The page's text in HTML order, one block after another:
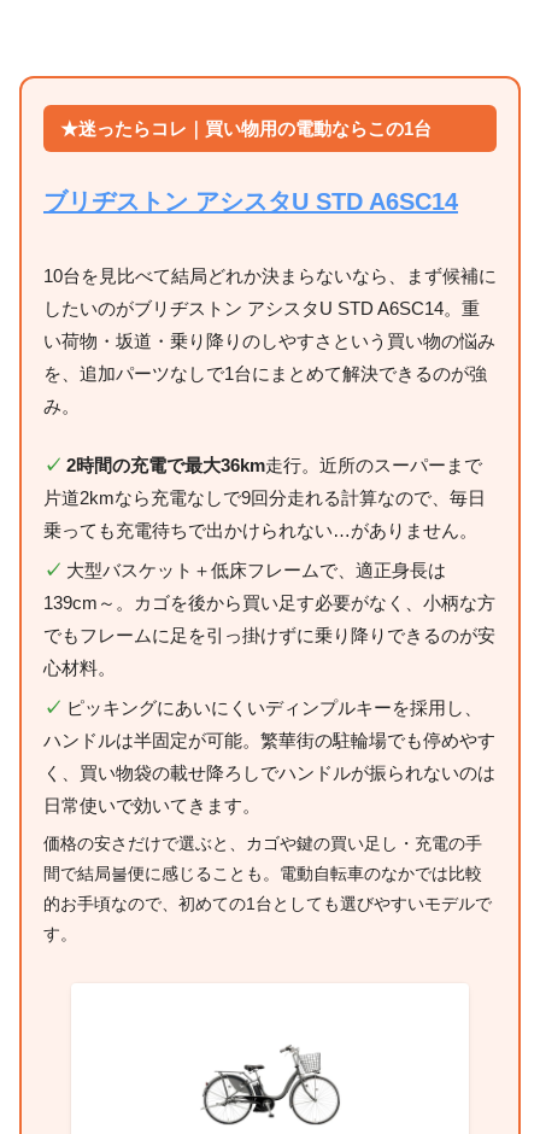
★迷ったらコレ｜買い物用の電動ならこの1台
ブリヂストン アシスタU STD A6SC14
10台を見比べて結局どれか決まらないなら、まず候補に
したいのがブリヂストン アシスタU STD A6SC14。重
い荷物・坂道・乗り降りのしやすさという買い物の悩み
を、追加パーツなしで1台にまとめて解決できるのが強
み。
✓ 2時間の充電で最大36km走行。近所のスーパーまで
片道2kmなら充電なしで9回分走れる計算なので、毎日
乗っても充電待ちで出かけられない…がありません。
✓ 大型バスケット＋低床フレームで、適正身長は
139cm～。カゴを後から買い足す必要がなく、小柄な方
でもフレームに足を引っ掛けずに乗り降りできるのが安
心材料。
✓ ピッキングにあいにくいディンプルキーを採用し、
ハンドルは半固定が可能。繁華街の駐輪場でも停めやす
く、買い物袋の載せ降ろしでハンドルが振られないのは
日常使いで効いてきます。
価格の安さだけで選ぶと、カゴや鍵の買い足し・充電の手
間で結局불便に感じることも。電動自転車のなかでは比較
的お手頃なので、初めての1台としても選びやすいモデルで
す。